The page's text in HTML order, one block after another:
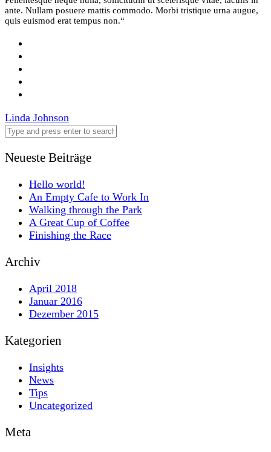
ante. Nullam posuere mattis commodo. Morbi tristique urna augue,
quis euismod erat tempus non.“
Post
navigation
Linda Johnson
Neueste Beiträge
Hello world!
An Empty Cafe to Work In
Walking through the Park
A Great Cup of Coffee
Finishing the Race
Archiv
April 2018
Januar 2016
Dezember 2015
Kategorien
Insights
News
Tips
Uncategorized
Meta